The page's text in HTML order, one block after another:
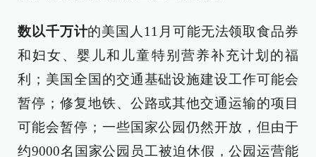
数以千万计的美国人11月可能无法领取食品券
和妇女、婴儿和儿童特别营养补充计划的福
利；美国全国的交通基础设施建设工作可能会
暂停；修复地铁、公路或其他交通运输的项目
可能会暂停；一些国家公园仍然开放，但由于
约9000名国家公园员工被迫休假，公园运营能